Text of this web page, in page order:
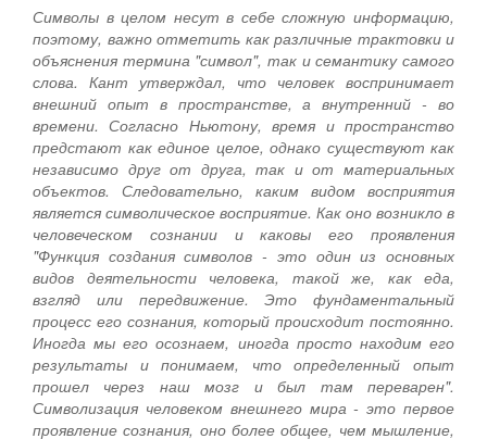
Символы в целом несут в себе сложную информацию,
поэтому, важно отметить как различные трактовки и
объяснения термина "символ", так и семантику самого
слова. Кант утверждал, что человек воспринимает
внешний опыт в пространстве, а внутренний - во
времени. Согласно Ньютону, время и пространство
предстают как единое целое, однако существуют как
независимо друг от друга, так и от материальных
объектов. Следовательно, каким видом восприятия
является символическое восприятие. Как оно возникло в
человеческом сознании и каковы его проявления
"Функция создания символов - это один из основных
видов деятельности человека, такой же, как еда,
взгляд или передвижение. Это фундаментальный
процесс его сознания, который происходит постоянно.
Иногда мы его осознаем, иногда просто находим его
результаты и понимаем, что определенный опыт
прошел через наш мозг и был там переварен".
Символизация человеком внешнего мира - это первое
проявление сознания, оно более общее, чем мышление,